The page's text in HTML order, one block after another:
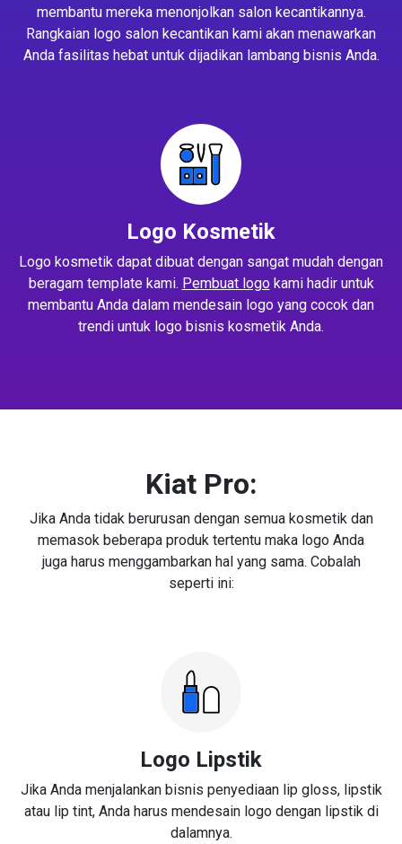
membantu mereka menonjolkan salon kecantikannya.
Rangkaian logo salon kecantikan kami akan menawarkan
Anda fasilitas hebat untuk dijadikan lambang bisnis Anda.
Logo Kosmetik
Logo kosmetik dapat dibuat dengan sangat mudah dengan
beragam template kami. Pembuat logokami hadir untuk
membantu Anda dalam mendesain logo yang cocok dan
trendi untuk logo bisnis kosmetik Anda.
Kiat Pro:
Jika Anda tidak berurusan dengan semua kosmetik dan
memasok beberapa produk tertentu maka logo Anda
juga harus menggambarkan hal yang sama. Cobalah
seperti ini:
Logo Lipstik
Jika Anda menjalankan bisnis penyediaan lip gloss, lipstik
atau lip tint, Anda harus mendesain logo dengan lipstik di
dalamnya.